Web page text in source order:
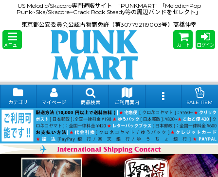
US Melodic/Skacore専門通販サイト "PUNKMART" 「Melodic~Pop
Punk~Ska/Skacore~Crack Rock Steady等の周辺バンドをセレクト」
東京都公安委員会公認古物商免許（第307792119003号）髙橋伸幸
メニュー カート ログイン
カテゴリ マイページ 商品検索 ご利用案内 SALE ITEM